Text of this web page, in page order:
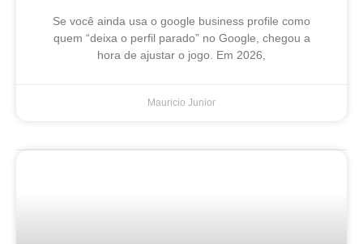
Se você ainda usa o google business profile como
quem “deixa o perfil parado” no Google, chegou a
hora de ajustar o jogo. Em 2026,
Mauricio Junior